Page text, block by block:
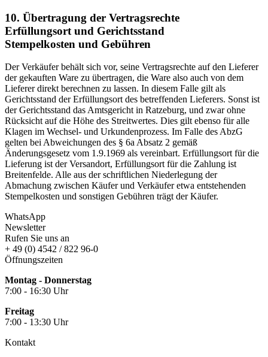
10. Übertragung der Vertragsrechte
Erfüllungsort und Gerichtsstand
Stempelkosten und Gebühren
Der Verkäufer behält sich vor, seine Vertragsrechte auf den Lieferer
der gekauften Ware zu übertragen, die Ware also auch von dem
Lieferer direkt berechnen zu lassen. In diesem Falle gilt als
Gerichtsstand der Erfüllungsort des betreffenden Lieferers. Sonst ist
der Gerichtsstand das Amtsgericht in Ratzeburg, und zwar ohne
Rücksicht auf die Höhe des Streitwertes. Dies gilt ebenso für alle
Klagen im Wechsel- und Urkundenprozess. Im Falle des AbzG
gelten bei Abweichungen des § 6a Absatz 2 gemäß
Änderungsgesetz vom 1.9.1969 als vereinbart. Erfüllungsort für die
Lieferung ist der Versandort, Erfüllungsort für die Zahlung ist
Breitenfelde. Alle aus der schriftlichen Niederlegung der
Abmachung zwischen Käufer und Verkäufer etwa entstehenden
Stempelkosten und sonstigen Gebühren trägt der Käufer.
WhatsApp
Newsletter
Rufen Sie uns an
+ 49 (0) 4542 / 822 96-0
Öffnungszeiten
Montag - Donnerstag
7:00 - 16:30 Uhr
Freitag
7:00 - 13:30 Uhr
Kontakt